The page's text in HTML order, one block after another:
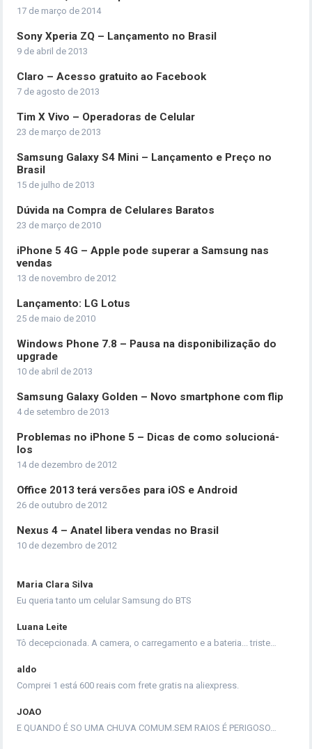
17 de março de 2014
Sony Xperia ZQ – Lançamento no Brasil
9 de abril de 2013
Claro – Acesso gratuito ao Facebook
7 de agosto de 2013
Tim X Vivo – Operadoras de Celular
23 de março de 2013
Samsung Galaxy S4 Mini – Lançamento e Preço no
Brasil
15 de julho de 2013
Dúvida na Compra de Celulares Baratos
23 de março de 2010
iPhone 5 4G – Apple pode superar a Samsung nas
vendas
13 de novembro de 2012
Lançamento: LG Lotus
25 de maio de 2010
Windows Phone 7.8 – Pausa na disponibilização do
upgrade
10 de abril de 2013
Samsung Galaxy Golden – Novo smartphone com flip
4 de setembro de 2013
Problemas no iPhone 5 – Dicas de como solucioná-
los
14 de dezembro de 2012
Office 2013 terá versões para iOS e Android
26 de outubro de 2012
Nexus 4 – Anatel libera vendas no Brasil
10 de dezembro de 2012
Maria Clara Silva
Eu queria tanto um celular Samsung do BTS
Luana Leite
Tô decepcionada. A camera, o carregamento e a bateria... triste…
aldo
Comprei 1 está 600 reais com frete gratis na aliexpress.
JOAO
E QUANDO É SO UMA CHUVA COMUM.SEM RAIOS É PERIGOSO…